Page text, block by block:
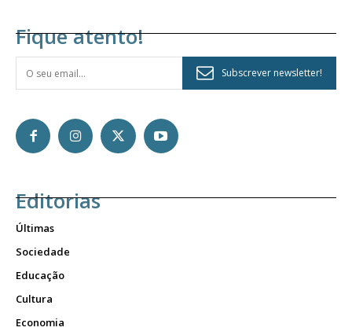
Fique atento!
Subscrever newsletter!
Editorias
Últimas
Sociedade
Educação
Cultura
Economia